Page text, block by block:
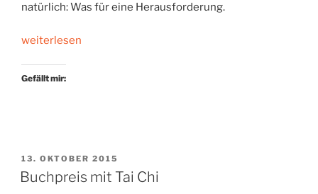
natürlich: Was für eine Herausforderung.
„Deutscher
Perspektivwechsel“
weiterlesen
Gefällt mir:
VERÖFFENTLICHT
AM
13. OKTOBER 2015
Buchpreis mit Tai Chi